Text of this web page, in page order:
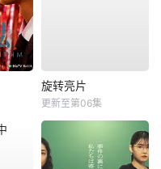
旋转亮片
更新至第06集